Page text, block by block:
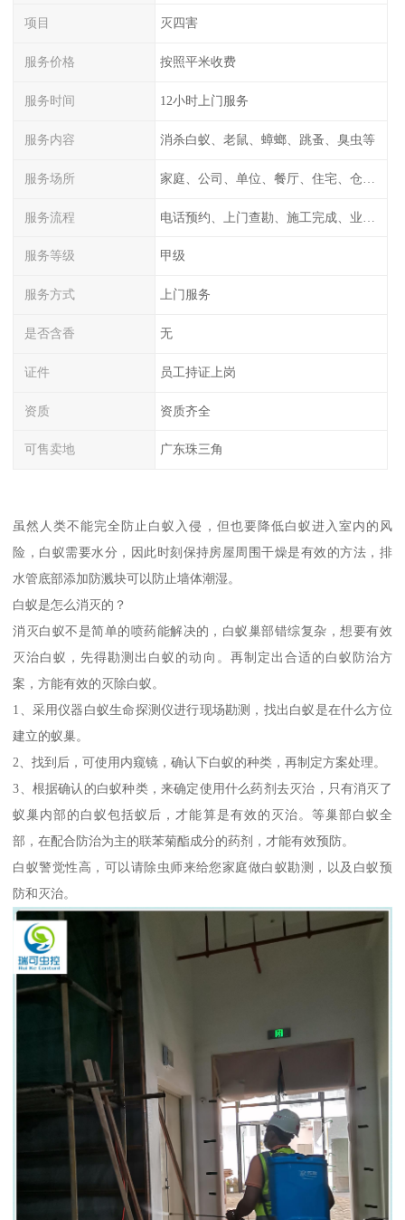
项目 灭四害
服务价格 按照平米收费
服务时间 12小时上门服务
服务内容 消杀白蚁、老鼠、蟑螂、跳蚤、臭虫等
服务场所
服务流程
服务等级 甲级
服务方式 上门服务
是否含香 无
证件 员工持证上岗
资质 资质齐全
可售卖地 广东珠三角
虽然人类不能完全防止白蚁入侵，但也要降低白蚁进入室内的风
险，白蚁需要水分，因此时刻保持房屋周围干燥是有效的方法，排
水管底部添加防溅块可以防止墙体潮湿。
白蚁是怎么消灭的？
消灭白蚁不是简单的喷药能解决的，白蚁巢部错综复杂，想要有效
灭治白蚁，先得勘测出白蚁的动向。再制定出合适的白蚁防治方
案，方能有效的灭除白蚁。
1、采用仪器白蚁生命探测仪进行现场勘测，找出白蚁是在什么方位
建立的蚁巢。
2、找到后，可使用内窥镜，确认下白蚁的种类，再制定方案处理。
3、根据确认的白蚁种类，来确定使用什么药剂去灭治，只有消灭了
蚁巢内部的白蚁包括蚁后，才能算是有效的灭治。等巢部白蚁全
部，在配合防治为主的联苯菊酯成分的药剂，才能有效预防。
白蚁警觉性高，可以请除虫师来给您家庭做白蚁勘测，以及白蚁预
防和灭治。